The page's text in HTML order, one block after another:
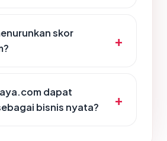
skor
dapat
bisnis nyata?